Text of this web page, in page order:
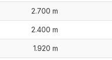
2.700 m
2.400 m
1.920 m